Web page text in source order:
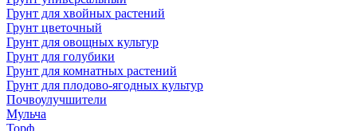
Грунт для хвойных растений
Грунт цветочный
Грунт для овощных культур
Грунт для голубики
Грунт для комнатных растений
Грунт для плодово-ягодных культур
Почвоулучшители
Мульча